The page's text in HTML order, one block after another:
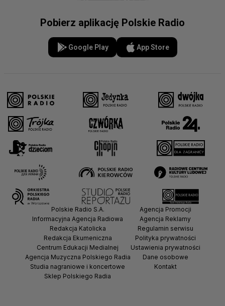
Pobierz aplikację Polskie Radio
Google Play App Store
Polskie Radio S.A.
Informacyjna Agencja Radiowa
Redakcja Katolicka
Redakcja Ekumeniczna
Centrum Edukacji Medialnej
Agencja Muzyczna Polskiego Radia
Studia nagraniowe i koncertowe
Sklep Polskiego Radia
Agencja Promocji
Agencja Reklamy
Regulamin serwisu
Polityka prywatności
Ustawienia prywatności
Dane osobowe
Kontakt